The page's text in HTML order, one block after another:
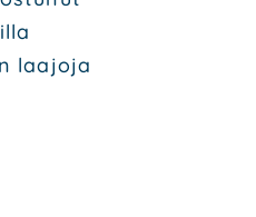
laa­jo­ja